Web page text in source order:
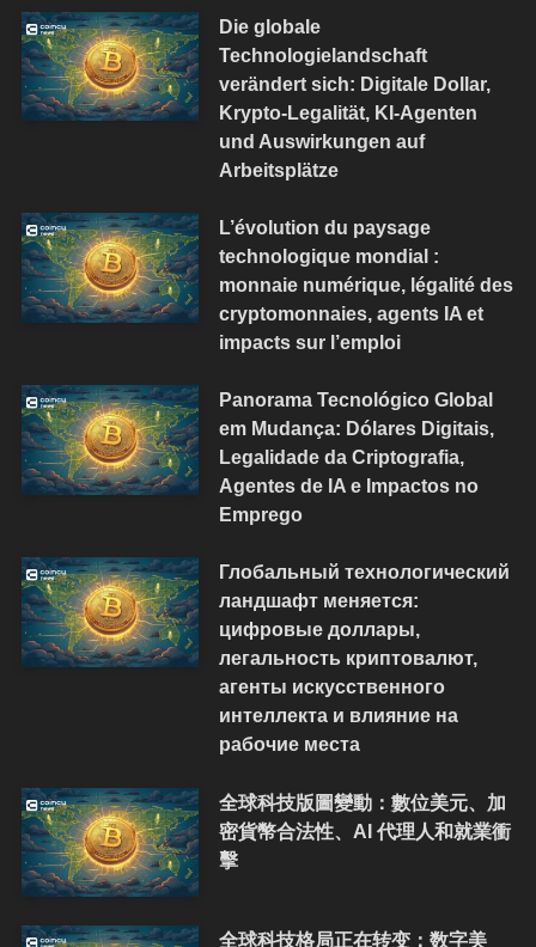
Die globale
Technologielandschaft
verändert sich: Digitale Dollar,
Krypto-Legalität, KI-Agenten
und Auswirkungen auf
Arbeitsplätze
L’évolution du paysage
technologique mondial :
monnaie numérique, légalité des
cryptomonnaies, agents IA et
impacts sur l’emploi
Panorama Tecnológico Global
em Mudança: Dólares Digitais,
Legalidade da Criptografia,
Agentes de IA e Impactos no
Emprego
Глобальный технологический
ландшафт меняется:
цифровые доллары,
легальность криптовалют,
агенты искусственного
интеллекта и влияние на
рабочие места
全球科技版圖變動：數位美元、加
密貨幣合法性、AI 代理人和就業衝
擊
全球科技格局正在转变：数字美